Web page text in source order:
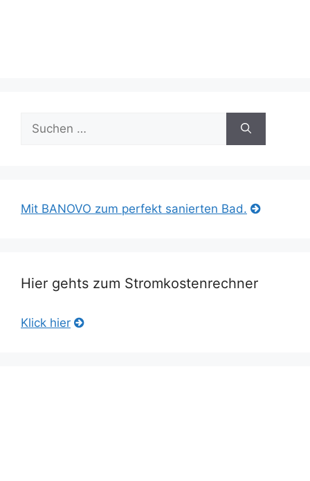
nach:
Mit BANOVO zum perfekt sanierten Bad.
Hier gehts zum Stromkostenrechner
Klick hier